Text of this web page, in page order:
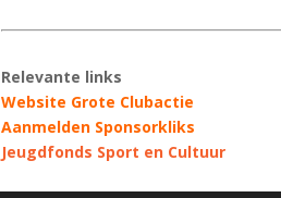
Relevante links
Website Grote Clubactie
Aanmelden Sponsorkliks
Jeugdfonds Sport en Cultuur